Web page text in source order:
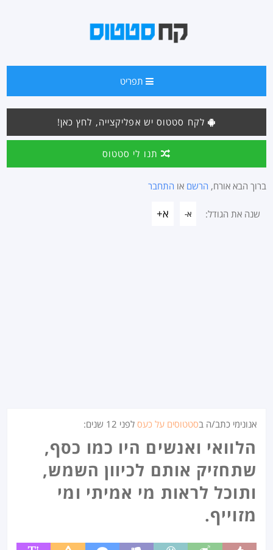
תפריט
לקח סטטוס יש אפליקצייה, לחץ כאן!
תנו לי סטטוס
ברוך הבא אורח, הרשם או התחבר
שנה את הגודל: א- א+
אנונימי כתב/ה בסטטוסים על כעס לפני 12 שנים :
הלוואי ואנשים היו כמו כסף,
שתחזיק אותם לכיוון השמש,
ותוכל לראות מי אמיתי ומי
מזוייף.